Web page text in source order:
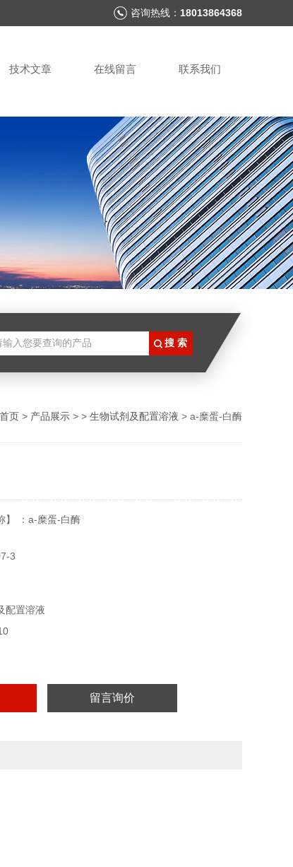
咨询热线： 18013864368
技术文章 在线留言 联系我们
页 > 产品展示 > > 生物试剂及配置溶液 > a-糜蛋-白酶
】 ：a-糜蛋-白酶
3
units/mg
冻
不做其他用途。
配置溶液
留言询价